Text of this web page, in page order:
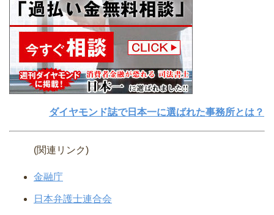
ダイヤモンド誌で日本一に選ばれた事務所とは？
(関連リンク)
金融庁
日本弁護士連合会